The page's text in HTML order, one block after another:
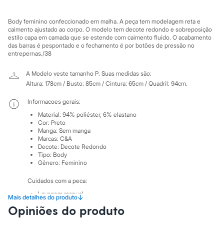
Sawary
Moda esportiva
Acessórios
Blusas
Calçados
Leggings
Tops
Moda íntima
Cintas e Modeladores
Meias
Pijamas
Sutiãs e Tops
Moda praia
Biquínis
Saídas de praia
Plus size
Blusas e Camisetas
Calças
Casacos e Jaquetas
Jeans
Body feminino confeccionado em malha. A peça tem modelagem reta e
caimento ajustado ao corpo. O modelo tem decote redondo e sobreposição
estilo capa em camada que se estende com caimento fluido. O acabamento
das barras é pespontado e o fechamento é por botões de pressão no
entrepernas./38
A Modelo veste tamanho P. Suas medidas são:
Altura: 178cm / Busto: 85cm / Cintura: 65cm / Quadril: 94cm.
Mais detalhes do produto↓
Informacoes gerais:
Material: 94% poliéster, 6% elastano
Cor: Preto
Manga: Sem manga
Marcas: C&A
Decote: Decote Redondo
Tipo: Body
Gênero: Feminino
Cuidados com a peca:
Lavagem manual.
Não alvejar.
Não secar em secadora.
Secar na horizontal.
Opiniões do produto